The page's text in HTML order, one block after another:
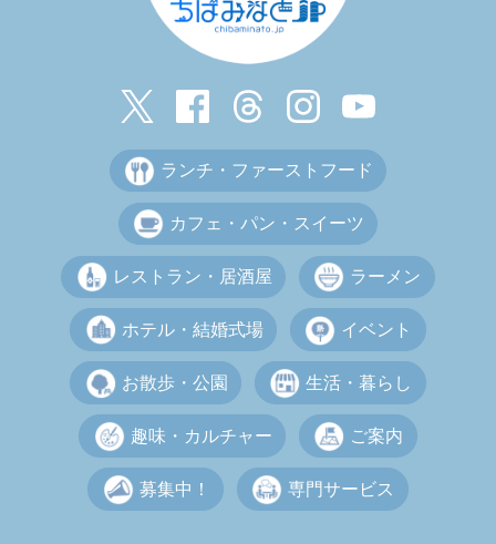
ランチ・ファーストフード
カフェ・パン・スイーツ
レストラン・居酒屋 ラーメン
ホテル・結婚式場 イベント
お散歩・公園 生活・暮らし
趣味・カルチャー ご案内
募集中！ 専門サービス